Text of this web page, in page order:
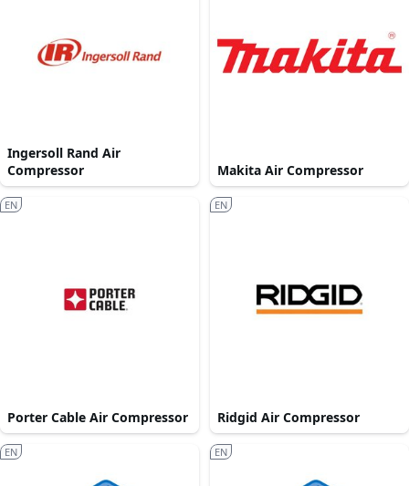
Ingersoll Rand Air
Compressor
Makita Air Compressor
Porter Cable Air Compressor
EN
Ridgid Air Compressor
EN
EN EN